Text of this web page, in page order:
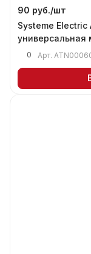
90 руб./шт
Systeme Electric
универсальная
0 Арт.